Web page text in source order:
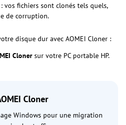
: vos fichiers sont clonés tels quels,
de corruption.
disque dur avec AOMEI Cloner :
Cloner sur votre PC portable HP.
Cloner
Windows pour une migration